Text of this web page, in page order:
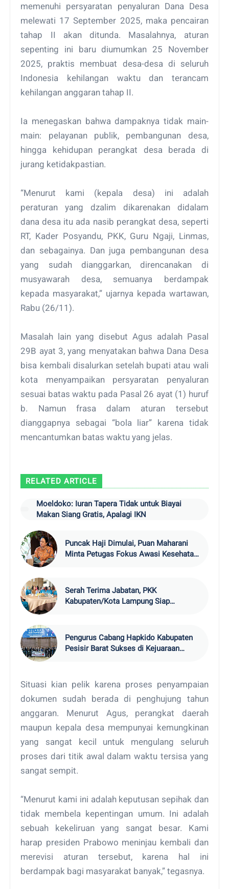
memenuhi persyaratan penyaluran Dana Desa
melewati 17 September 2025, maka pencairan
tahap II akan ditunda. Masalahnya, aturan
sepenting ini baru diumumkan 25 November
2025, praktis membuat desa-desa di seluruh
Indonesia kehilangan waktu dan terancam
kehilangan anggaran tahap II.
Ia menegaskan bahwa dampaknya tidak main-
main: pelayanan publik, pembangunan desa,
hingga kehidupan perangkat desa berada di
jurang ketidakpastian.
“Menurut kami (kepala desa) ini adalah
peraturan yang dzalim dikarenakan didalam
dana desa itu ada nasib perangkat desa, seperti
RT, Kader Posyandu, PKK, Guru Ngaji, Linmas,
dan sebagainya. Dan juga pembangunan desa
yang sudah dianggarkan, direncanakan di
musyawarah desa, semuanya berdampak
kepada masyarakat,” ujarnya kepada wartawan,
Rabu (26/11).
Masalah lain yang disebut Agus adalah Pasal
29B ayat 3, yang menyatakan bahwa Dana Desa
bisa kembali disalurkan setelah bupati atau wali
kota menyampaikan persyaratan penyaluran
sesuai batas waktu pada Pasal 26 ayat (1) huruf
b. Namun frasa dalam aturan tersebut
dianggapnya sebagai “bola liar” karena tidak
mencantumkan batas waktu yang jelas.
RELATED ARTICLE
Moeldoko: Iuran Tapera Tidak untuk Biayai
Makan Siang Gratis, Apalagi IKN
Puncak Haji Dimulai, Puan Maharani
Minta Petugas Fokus Awasi Kesehatan
Serah Terima Jabatan, PKK
Kabupaten/Kota Lampung Siap
Pengurus Cabang Hapkido Kabupaten
Pesisir Barat Sukses di Kejuaraan
Situasi kian pelik karena proses penyampaian
dokumen sudah berada di penghujung tahun
anggaran. Menurut Agus, perangkat daerah
maupun kepala desa mempunyai kemungkinan
yang sangat kecil untuk mengulang seluruh
proses dari titik awal dalam waktu tersisa yang
sangat sempit.
“Menurut kami ini adalah keputusan sepihak dan
tidak membela kepentingan umum. Ini adalah
sebuah kekeliruan yang sangat besar. Kami
harap presiden Prabowo meninjau kembali dan
merevisi aturan tersebut, karena hal ini
berdampak bagi masyarakat banyak,” tegasnya.